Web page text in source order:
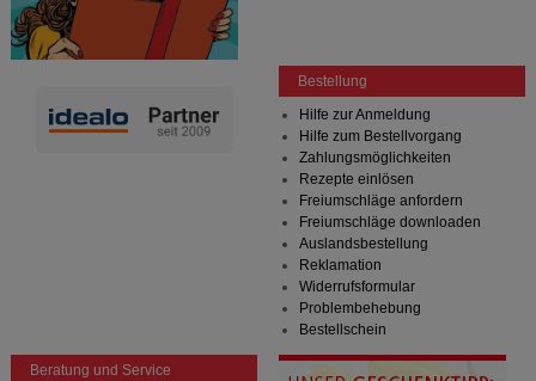
Bestellung
Hilfe zur Anmeldung
Hilfe zum Bestellvorgang
Zahlungsmöglichkeiten
Rezepte einlösen
Freiumschläge anfordern
Freiumschläge downloaden
Auslandsbestellung
Reklamation
Widerrufsformular
Problembehebung
Bestellschein
Beratung und Service